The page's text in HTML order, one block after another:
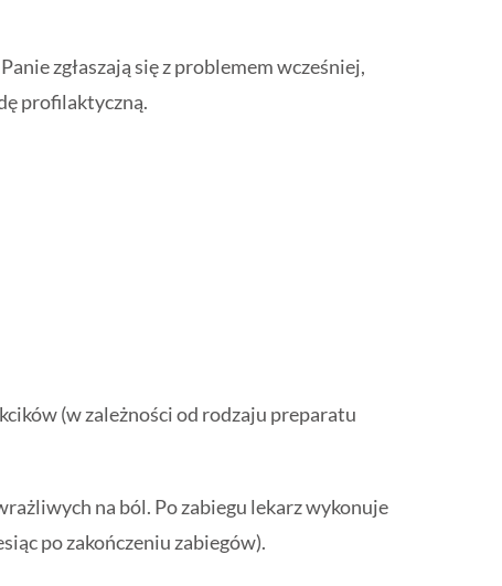
zgłaszają się z problemem wcześniej,
profilaktyczną.
(w zależności od rodzaju preparatu
na ból. Po zabiegu lekarz wykonuje
po zakończeniu zabiegów).